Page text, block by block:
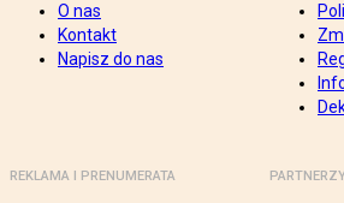
O nas
Kontakt
Napisz do nas
REKLAMA I PRENUMERATA